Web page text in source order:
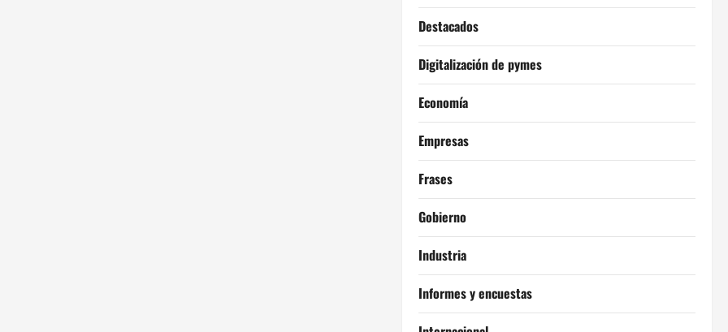
Destacados
Digitalización de pymes
Economía
Empresas
Frases
Gobierno
Industria
Informes y encuestas